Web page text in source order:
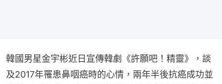
韓國男星金宇彬近日宣傳韓劇《許願吧！精靈》，談
及2017年罹患鼻咽癌時的心情，兩年半後抗癌成功並